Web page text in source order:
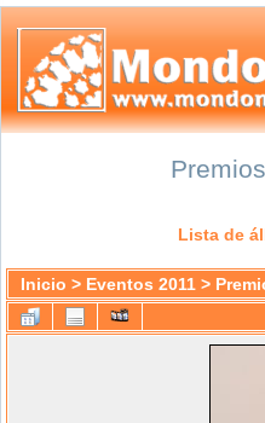
Lista de
Inicio > Eventos 2011 >